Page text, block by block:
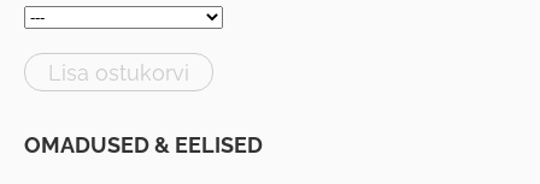
Lisa ostukorvi
OMADUSED & EELISED